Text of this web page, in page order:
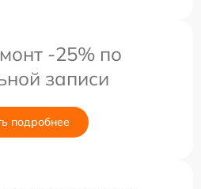
-25% по
записи
подробнее